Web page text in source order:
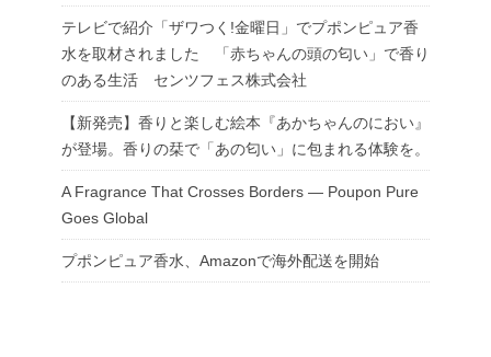
テレビで紹介「ザワつく!金曜日」でプポンピュア香
水を取材されました 「赤ちゃんの頭の匂い」で香り
のある生活 センツフェス株式会社
【新発売】香りと楽しむ絵本『あかちゃんのにおい』
が登場。香りの栞で「あの匂い」に包まれる体験を。
A Fragrance That Crosses Borders — Poupon Pure
Goes Global
プポンピュア香水、Amazonで海外配送を開始